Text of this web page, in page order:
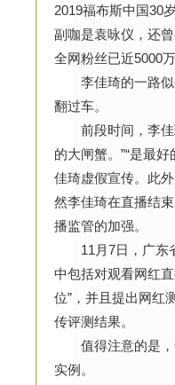
2019福布斯中国30
副咖是袁咏仪，还
全网粉丝已近5000万
李佳琦的一路似
翻过车。
前段时间，李佳
的大闸蟹。”“是最
佳琦虚假宣传。此
然李佳琦在直播结
播监管的加强。
11月7日，广东省
中包括对观看网红
位”，并且提出网红
传评测结果。
值得注意的是，
实例。